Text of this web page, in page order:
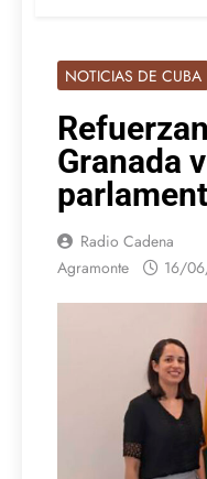
NOTICIAS DE CUBA
Granada
Radio Cadena
Agramonte
16/